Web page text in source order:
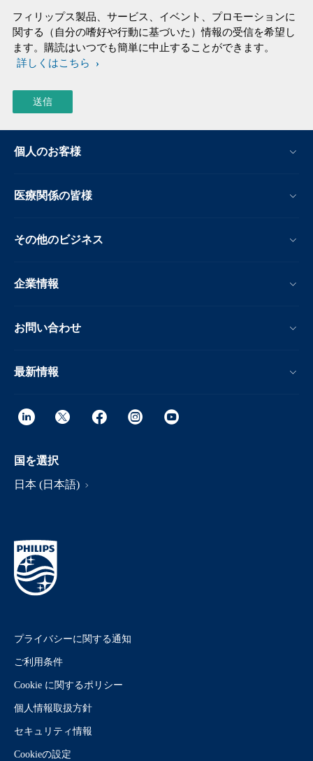
フィリップス製品、サービス、イベント、プロモーションに
関する（自分の嗜好や行動に基づいた）情報の受信を希望し
ます。購読はいつでも簡単に中止することができます。
詳しくはこちら
個人のお客様
医療関係の皆様
その他のビジネス
企業情報
お問い合わせ
最新情報
国を選択
日本 (日本語)
プライバシーに関する通知
ご利用条件
Cookie に関するポリシー
個人情報取扱方針
セキュリティ情報
Cookieの設定